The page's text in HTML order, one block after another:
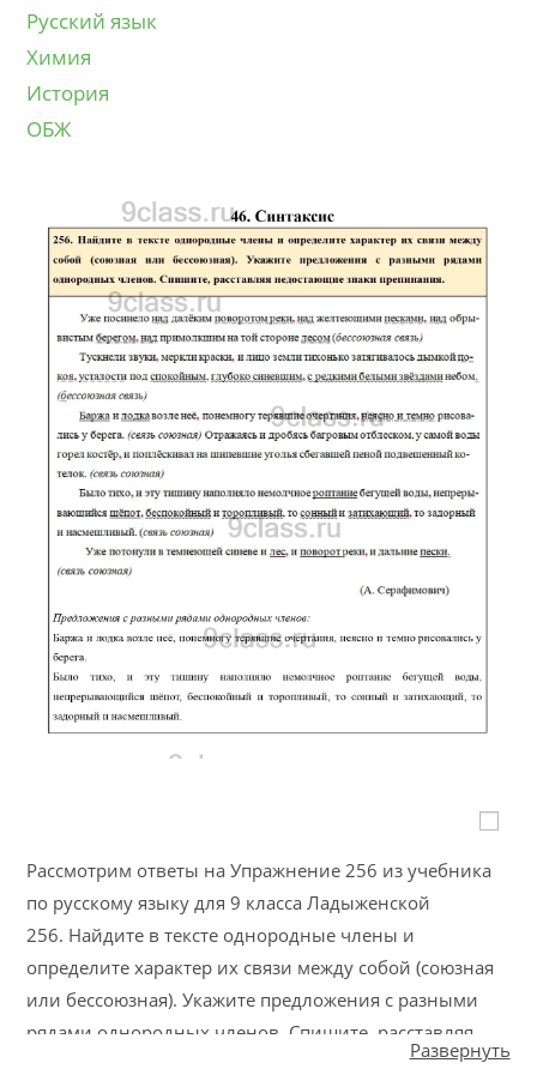
Русский язык
Химия
История
ОБЖ
Развернуть
Рассмотрим ответы на Упражнение 256 из учебника
по русскому языку для 9 класса Ладыженской
256. Найдите в тексте однородные члены и
определите характер их связи между собой (союзная
или бессоюзная). Укажите предложения с разными
рядами однородных членов. Спишите, расставляя